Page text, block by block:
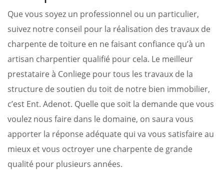
Que vous soyez un professionnel ou un particulier,
suivez notre conseil pour la réalisation des travaux de
charpente de toiture en ne faisant confiance qu’à un
artisan charpentier qualifié pour cela. Le meilleur
prestataire à Conliege pour tous les travaux de la
structure de soutien du toit de notre bien immobilier,
c’est Ent. Adenot. Quelle que soit la demande que vous
voulez nous faire dans le domaine, on saura vous
apporter la réponse adéquate qui va vous satisfaire au
mieux et vous octroyer une charpente de grande
qualité pour plusieurs années.